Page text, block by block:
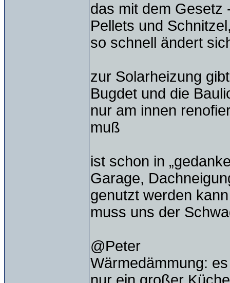
das mit dem Gesetz
Pellets und
so schnell ändert
zur Solarheizung
Bugdet und die
nur am innen
muß
ist schon in
Garage,
genutzt werden
muss uns der
@Peter
Wärmedämmung: